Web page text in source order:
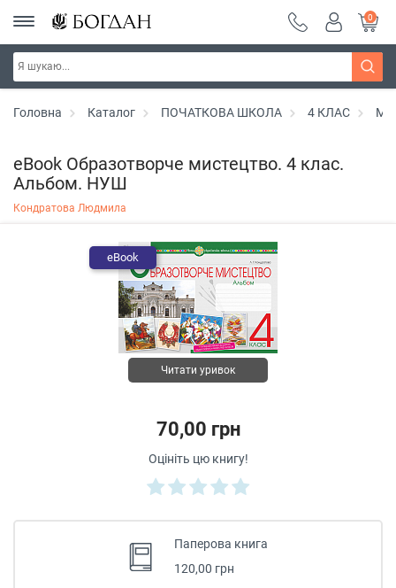
0
Головна Каталог ПОЧАТКОВА ШКОЛА 4 КЛАС
eBook Образотворче мистецтво. 4 клас.
Альбом. НУШ
Кондратова Людмила
eBook
Читати уривок
70,00 грн
Оцініть цю книгу!
Паперова книга
120,00 грн